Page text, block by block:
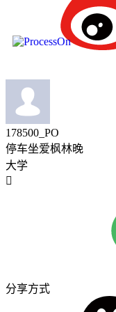
178500_PO
停车坐爱枫林晚
大学

分享方式